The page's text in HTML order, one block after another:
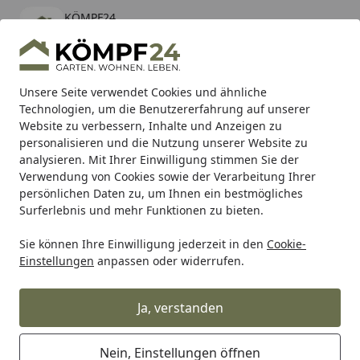
Unsere Seite verwendet Cookies und ähnliche
Technologien, um die Benutzererfahrung auf unserer
Website zu verbessern, Inhalte und Anzeigen zu
personalisieren und die Nutzung unserer Website zu
analysieren. Mit Ihrer Einwilligung stimmen Sie der
Verwendung von Cookies sowie der Verarbeitung Ihrer
persönlichen Daten zu, um Ihnen ein bestmögliches
Surferlebnis und mehr Funktionen zu bieten.
Sie können Ihre Einwilligung jederzeit in den Cookie-
Einstellungen anpassen oder widerrufen.
Ja, verstanden
Nein, Einstellungen öffnen
KÖMPF24
kostenlos - Im App Store
Hotline
Alle Produkte
Mein Konto
Suchen
Karibu Pools inkl. gratis Sandfilteranlage & Pool-
Starterset (Gesamtwert bis 468,99€)
Startseite
Silit Gemüseschäler compact - Classic Line
Silit Gemüseschäler compact -